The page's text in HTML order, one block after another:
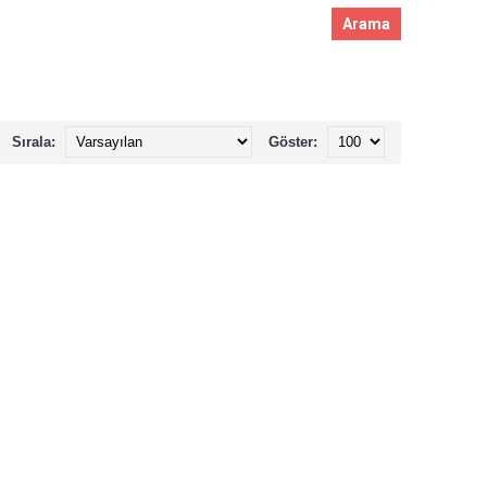
Göster:
Sırala: